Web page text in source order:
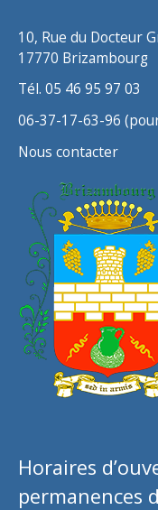
10, Rue du Docteur
17770 Brizambourg
Tél. 05 46 95 97 03
06-37-17-63-96
Nous contacter
Horaires
permanences